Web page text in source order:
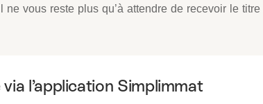
ne vous reste plus qu’à attendre de recevoir le
l’application Simplimmat